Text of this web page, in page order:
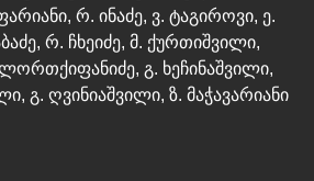
, რ. ინაძე, ვ. ტაგიროვი, ე.
, რ. ჩხეიძე, მ. ქურთიშვილი,
, გ. ხეჩინაშვილი,
, გ. ღვინიაშვილი, ზ. მაჭავარიანი